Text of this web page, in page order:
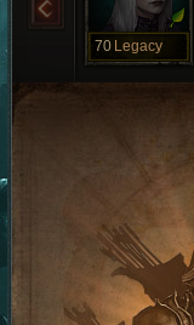
70 Legacy